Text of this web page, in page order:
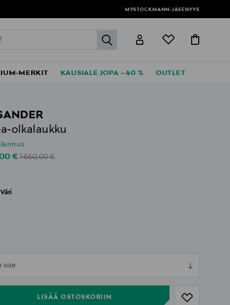
MYSTOCKMANN-JÄSENYYS
label.header.go
MERKIT KAUSIALE JOPA –40 % OUTLET
olkalaukku
Price
€Original Price
1 650,00 €
Väri
size
LISÄÄ OSTOSKORIIN
null